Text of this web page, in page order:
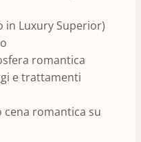
in Luxury Superior)
romantica
e trattamenti
cena romantica su